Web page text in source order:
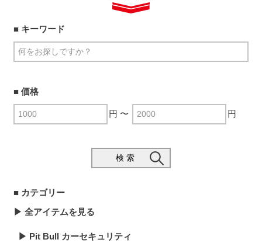
■ キーワード
■ 価格
円 〜 円
検 索
■ カテゴリー
▶︎ 全アイテムを見る
▶︎ Pit Bull カーセキュリティ